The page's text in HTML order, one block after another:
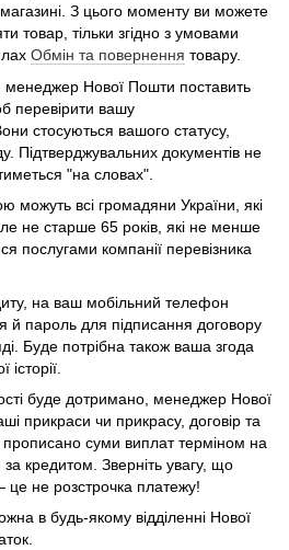
З цього моменту ви можете
товар, тільки згідно з умовами
Обмін та повернення товару.
менеджер Нової Пошти поставить
перевірити вашу
стосуються вашого статусу,
Підтверджувальних документів не
"на словах".
можуть всі громадяни України, які
не старше 65 років, які не менше
послугами компанії перевізника
на ваш мобільний телефон
й пароль для підписання договору
Буде потрібна також ваша згода
буде дотримано, менеджер Нової
прикраси чи прикрасу, договір та
прописано суми виплат терміном на
за кредитом. Зверніть увагу, що
не розстрочка платежу!
в будь-якому відділенні Нової